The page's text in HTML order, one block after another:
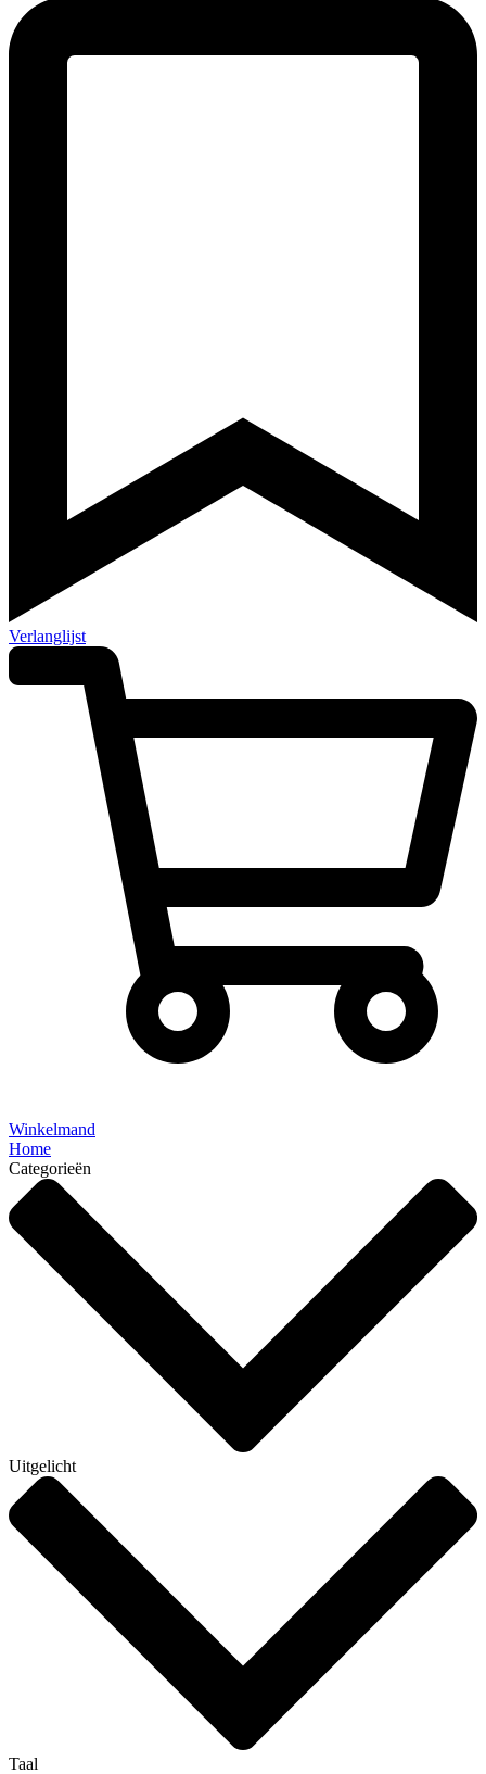
Verlanglijst
Winkelmand
Home
Categorieën
Uitgelicht
Taal